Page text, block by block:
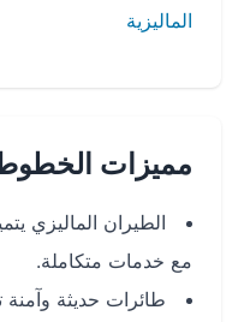
الماليزية
مميزات الخطوط
الطيران الماليزي يتميز
مع خدمات متكاملة.
طائرات حديثة وآمنة توفر